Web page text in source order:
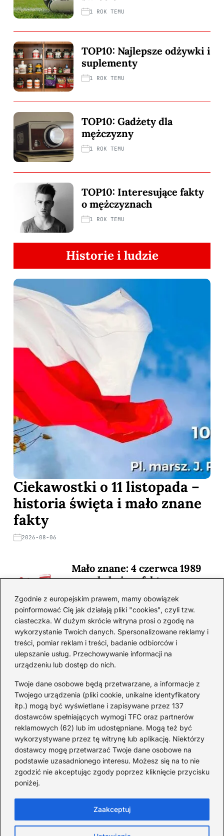
Zgodnie z europejskim prawem, mamy obowiązek
poinformować Cię jak działają pliki "cookies", czyli tzw.
ciasteczka. W dużym skrócie witryna prosi o zgodę na
wykorzystanie Twoich danych. Spersonalizowane reklamy i
treści, pomiar reklam i treści, badanie odbiorców i
ulepszanie usług. Przechowywanie informacji na
urządzeniu lub dostęp do nich.
Twoje dane osobowe będą przetwarzane, a informacje z
Twojego urządzenia (pliki cookie, unikalne identyfikatory
itp.) mogą być wyświetlane i zapisywane przez 137
dostawców spełniających wymogi TFC oraz partnerów
reklamowych (62) lub im udostępniane. Mogą też być
wykorzystywane przez tę witrynę lub aplikację. Niektórzy
dostawcy mogę przetwarzać Twoje dane osobowe na
podstawie uzasadnionego interesu. Możesz się na to nie
zgodzić nie akceptując zgody poprzez kliknięcie przycisku
poniżej.
Zaakceptuj
1 ROK TEMU
TOP10: Najlepsze odżywki i
suplementy
1 ROK TEMU
TOP10: Gadżety dla
mężczyzny
1 ROK TEMU
TOP10: Interesujące fakty
o mężczyznach
1 ROK TEMU
Historie i ludzie
Ciekawostki o 11 listopada –
historia święta i mało znane
fakty
2026-08-06
Mało znane: 4 czerwca 1989
— zaskakujące fakty
2026-08-03
Ciekawostki o 1. wojnie
światowej — mało znane
fakty i historie
2026-08-02
Zaskakujące ciekawostki o
Krzysztofie Kolumbie
2026-07-20
Mało znane ciekawostki o
Wisławie Szymborskiej
2026-07-16
Zaskakujące ciekawostki o
2026-07-15